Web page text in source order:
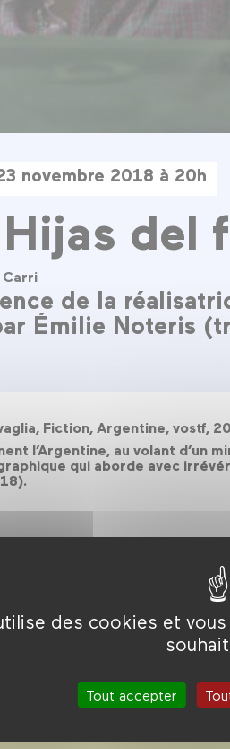
des cookies et
Tout accepter
novembre 2018 à 20h
del
Carri
de la
Émilie Noteris
Fiction, Argentine, vostf,
l’Argentine, au volant d’un
qui aborde avec
2018